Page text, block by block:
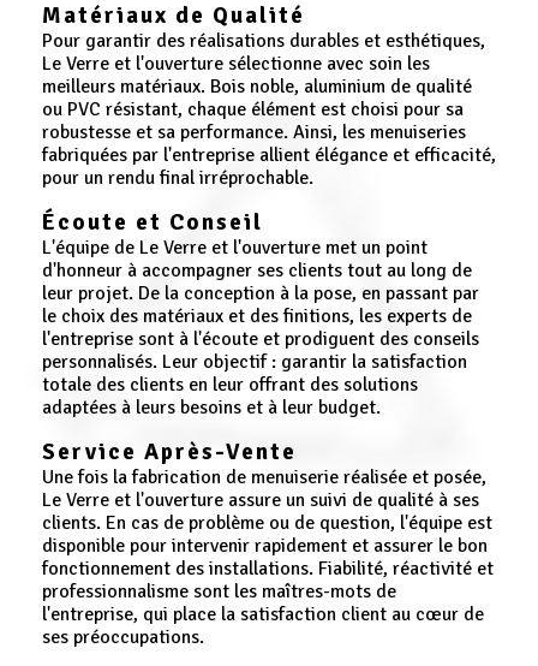
Matériaux de Qualité
Pour garantir des réalisations durables et esthétiques,
Le Verre et l'ouverture sélectionne avec soin les
meilleurs matériaux. Bois noble, aluminium de qualité
ou PVC résistant, chaque élément est choisi pour sa
robustesse et sa performance. Ainsi, les menuiseries
fabriquées par l'entreprise allient élégance et efficacité,
pour un rendu final irréprochable.
Écoute et Conseil
L'équipe de Le Verre et l'ouverture met un point
d'honneur à accompagner ses clients tout au long de
leur projet. De la conception à la pose, en passant par
le choix des matériaux et des finitions, les experts de
l'entreprise sont à l'écoute et prodiguent des conseils
personnalisés. Leur objectif : garantir la satisfaction
totale des clients en leur offrant des solutions
adaptées à leurs besoins et à leur budget.
Service Après-Vente
Une fois la fabrication de menuiserie réalisée et posée,
Le Verre et l'ouverture assure un suivi de qualité à ses
clients. En cas de problème ou de question, l'équipe est
disponible pour intervenir rapidement et assurer le bon
fonctionnement des installations. Fiabilité, réactivité et
professionnalisme sont les maîtres-mots de
l'entreprise, qui place la satisfaction client au cœur de
ses préoccupations.